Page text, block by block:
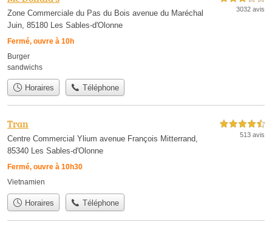
Zone Commerciale du Pas du Bois avenue du Maréchal
Juin, 85180 Les Sables-d'Olonne
Fermé, ouvre à 10h
3032 avis
Burger
sandwichs
Horaires Téléphone
Tran
Centre Commercial Ylium avenue François Mitterrand,
85340 Les Sables-d'Olonne
Fermé, ouvre à 10h30
4,5 étoiles sur 5
513 avis
Vietnamien
Horaires Téléphone